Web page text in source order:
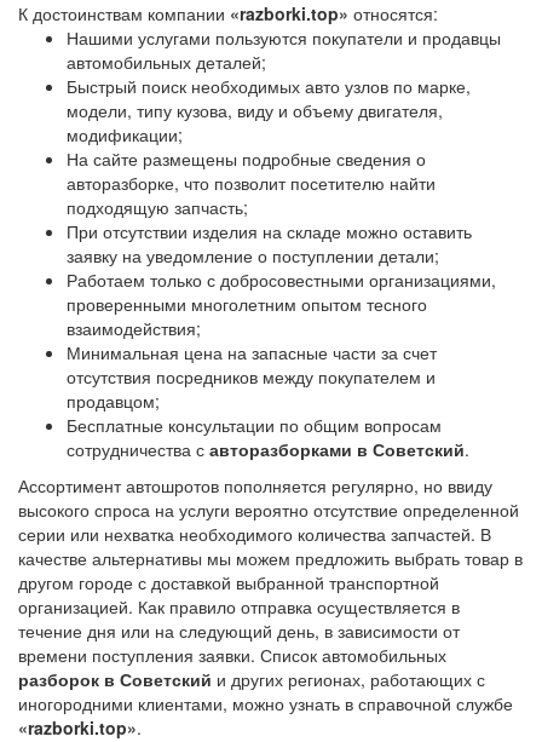
К достоинствам компании «razborki.top» относятся:
Нашими услугами пользуются покупатели и продавцы
автомобильных деталей;
Быстрый поиск необходимых авто узлов по марке,
модели, типу кузова, виду и объему двигателя,
модификации;
На сайте размещены подробные сведения о
авторазборке, что позволит посетителю найти
подходящую запчасть;
При отсутствии изделия на складе можно оставить
заявку на уведомление о поступлении детали;
Работаем только с добросовестными организациями,
проверенными многолетним опытом тесного
взаимодействия;
Минимальная цена на запасные части за счет
отсутствия посредников между покупателем и
продавцом;
Бесплатные консультации по общим вопросам
сотрудничества с авторазборками в Советский.
Ассортимент автошротов пополняется регулярно, но ввиду
высокого спроса на услуги вероятно отсутствие определенной
серии или нехватка необходимого количества запчастей. В
качестве альтернативы мы можем предложить выбрать товар в
другом городе с доставкой выбранной транспортной
организацией. Как правило отправка осуществляется в
течение дня или на следующий день, в зависимости от
времени поступления заявки. Список автомобильных
разборок в Советский и других регионах, работающих с
иногородними клиентами, можно узнать в справочной службе
«razborki.top».